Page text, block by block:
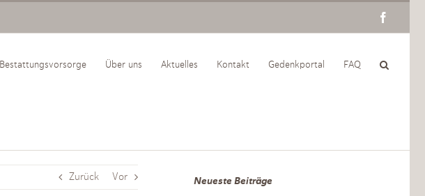
Bestattungsvorsorge Über uns Aktuelles Kontakt Gedenkportal FAQ
Zurück Vor Neueste Beiträge